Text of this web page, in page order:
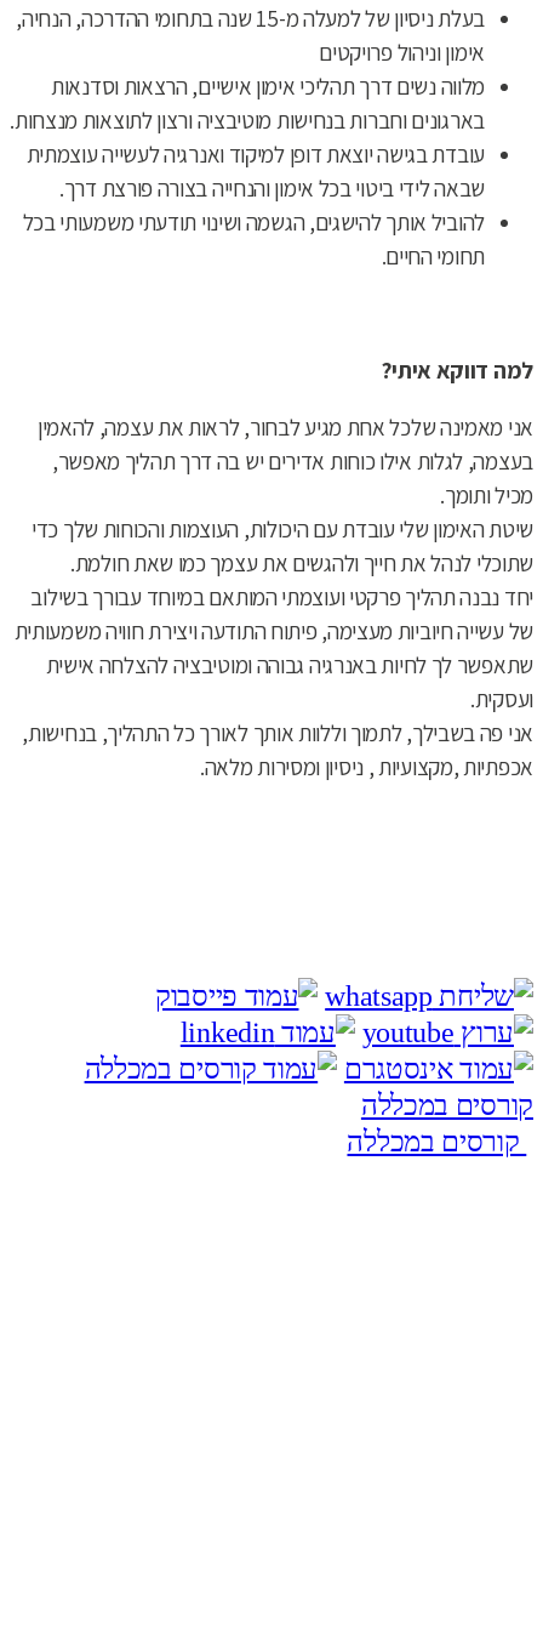
בעלת ניסיון של למעלה מ-15 שנה בתחומי ההדרכה, הנחיה,
אימון וניהול פרויקטים
מלווה נשים דרך תהליכי אימון אישיים, הרצאות וסדנאות
בארגונים וחברות בנחישות מוטיבציה ורצון לתוצאות מנצחות.
עובדת בגישה יוצאת דופן למיקוד ואנרגיה לעשייה עוצמתית
שבאה לידי ביטוי בכל אימון והנחייה בצורה פורצת דרך.
להוביל אותך להישגים, הגשמה ושינוי תודעתי משמעותי בכל
תחומי החיים.
למה דווקא איתי?
אני מאמינה שלכל אחת מגיע לבחור, לראות את עצמה, להאמין
בעצמה, לגלות אילו כוחות אדירים יש בה דרך תהליך מאפשר,
מכיל ותומך.
שיטת האימון שלי עובדת עם היכולות, העוצמות והכוחות שלך כדי
שתוכלי לנהל את חייך ולהגשים את עצמך כמו שאת חולמת.
יחד נבנה תהליך פרקטי ועוצמתי המותאם במיוחד עבורך בשילוב
של עשייה חיוביות מעצימה, פיתוח התודעה ויצירת חוויה משמעותית
שתאפשר לך לחיות באנרגיה גבוהה ומוטיבציה להצלחה אישית
ועסקית.
אני פה בשבילך, לתמוך וללוות אותך לאורך כל התהליך, בנחישות,
אכפתיות ,מקצועיות , ניסיון ומסירות מלאה.
קורסים במכללה
קורסים במכללה